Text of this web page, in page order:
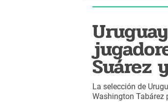
Suárez
La selección de
Washington Tabárez